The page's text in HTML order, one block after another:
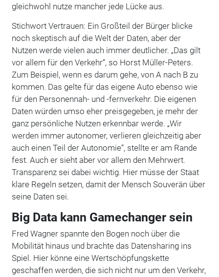
gleichwohl nutze mancher jede Lücke aus.
Stichwort Vertrauen: Ein Großteil der Bürger blicke
noch skeptisch auf die Welt der Daten, aber der
Nutzen werde vielen auch immer deutlicher. „Das gilt
vor allem für den Verkehr“, so Horst Müller-Peters.
Zum Beispiel, wenn es darum gehe, von A nach B zu
kommen. Das gelte für das eigene Auto ebenso wie
für den Personennah- und -fernverkehr. Die eigenen
Daten würden umso eher preisgegeben, je mehr der
ganz persönliche Nutzen erkennbar werde. „Wir
werden immer autonomer, verlieren gleichzeitig aber
auch einen Teil der Autonomie“, stellte er am Rande
fest. Auch er sieht aber vor allem den Mehrwert.
Transparenz sei dabei wichtig. Hier müsse der Staat
klare Regeln setzen, damit der Mensch Souverän über
seine Daten sei.
Big Data kann Gamechanger sein
Fred Wagner spannte den Bogen noch über die
Mobilität hinaus und brachte das Datensharing ins
Spiel. Hier könne eine Wertschöpfungskette
geschaffen werden, die sich nicht nur um den Verkehr,